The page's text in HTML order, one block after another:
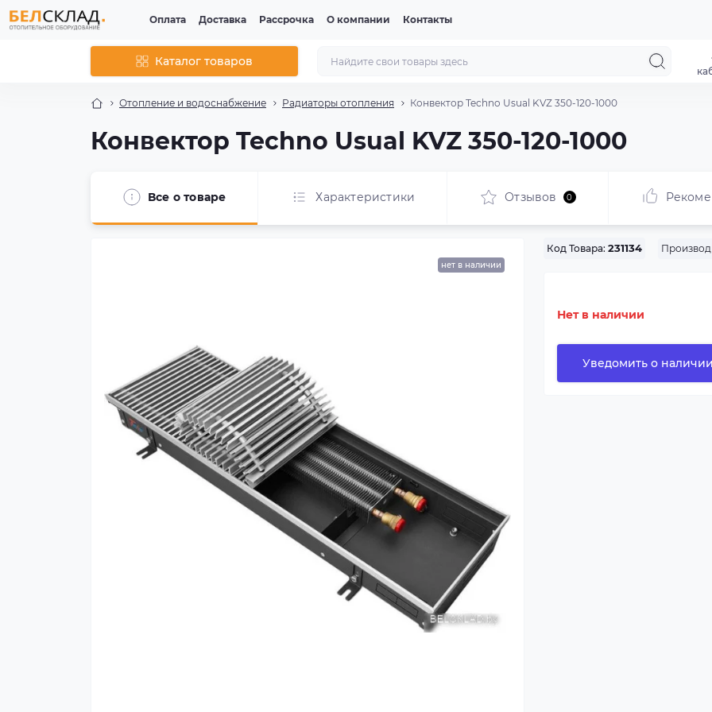
Оплата Доставка Рассрочка О компании Контакты
Каталог товаров
Отопление и водоснабжение Радиаторы отопления Конвектор Techno Usual KVZ 350-120-1000
Конвектор Techno Usual KVZ 350-120-1000
Все о товаре Характеристики Отзывов 0
нет в наличии
Код Товара: 231134
Нет в наличии
Уведомить о